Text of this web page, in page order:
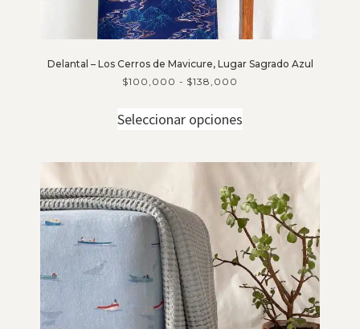
Delantal – Los Cerros de Mavicure, Lugar Sagrado Azul
$100,000 - $138,000
Seleccionar opciones